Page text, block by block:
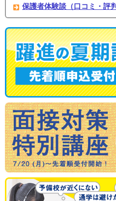
保護者体験談（口コミ・評判